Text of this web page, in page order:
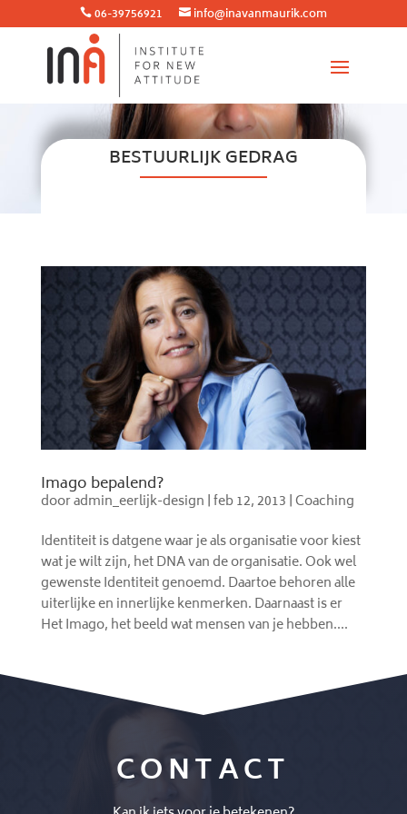
 06-39756921  info@inavanmaurik.com
BESTUURLIJK GEDRAG
Imago bepalend?
dooradmin_eerlijk-design |feb 12, 2013 |Coaching
Identiteit is datgene waar je als organisatie voor kiest
wat je wilt zijn, het DNA van de organisatie. Ook wel
gewenste Identiteit genoemd. Daartoe behoren alle
uiterlijke en innerlijke kenmerken. Daarnaast is er
Het Imago, het beeld wat mensen van je hebben....
CONTACT